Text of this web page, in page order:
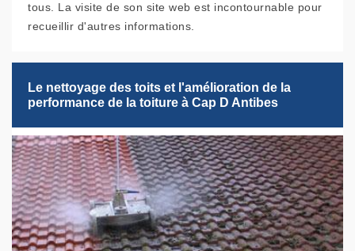
tous. La visite de son site web est incontournable pour
recueillir d'autres informations.
Le nettoyage des toits et l'amélioration de la
performance de la toiture à Cap D Antibes